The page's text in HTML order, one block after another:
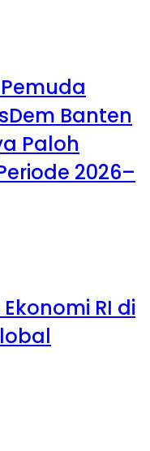
Banten
Paloh
2026–
RI di